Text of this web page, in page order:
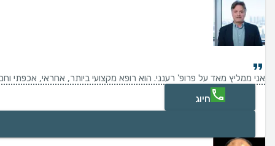
אני ממליץ מאד על פרופ' רענני. הוא רופא מקצועי ביותר, אחראי, אכפתי
חיוג